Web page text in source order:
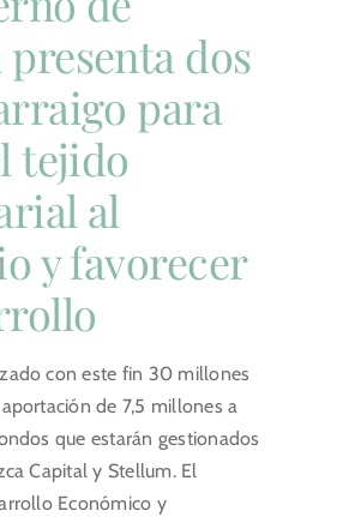
dos
para
tejido
al
y favorecer
con este fin 30 millones
de 7,5 millones a
que estarán gestionados
Capital y Stellum. El
Económico y